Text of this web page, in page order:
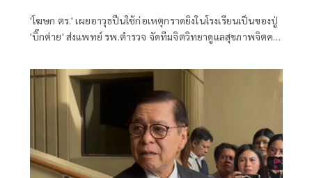
'โฆษก ตร.' เผยอาวุธปืนใช้ก่อเหตุกราดยิงในโรงเรียนเป็นของปู่
'บิ๊กต่าย' ส่งแพทย์ รพ.ตำรวจ จัดทีมจิตวิทยาดูแลสุขภาพจิตครู